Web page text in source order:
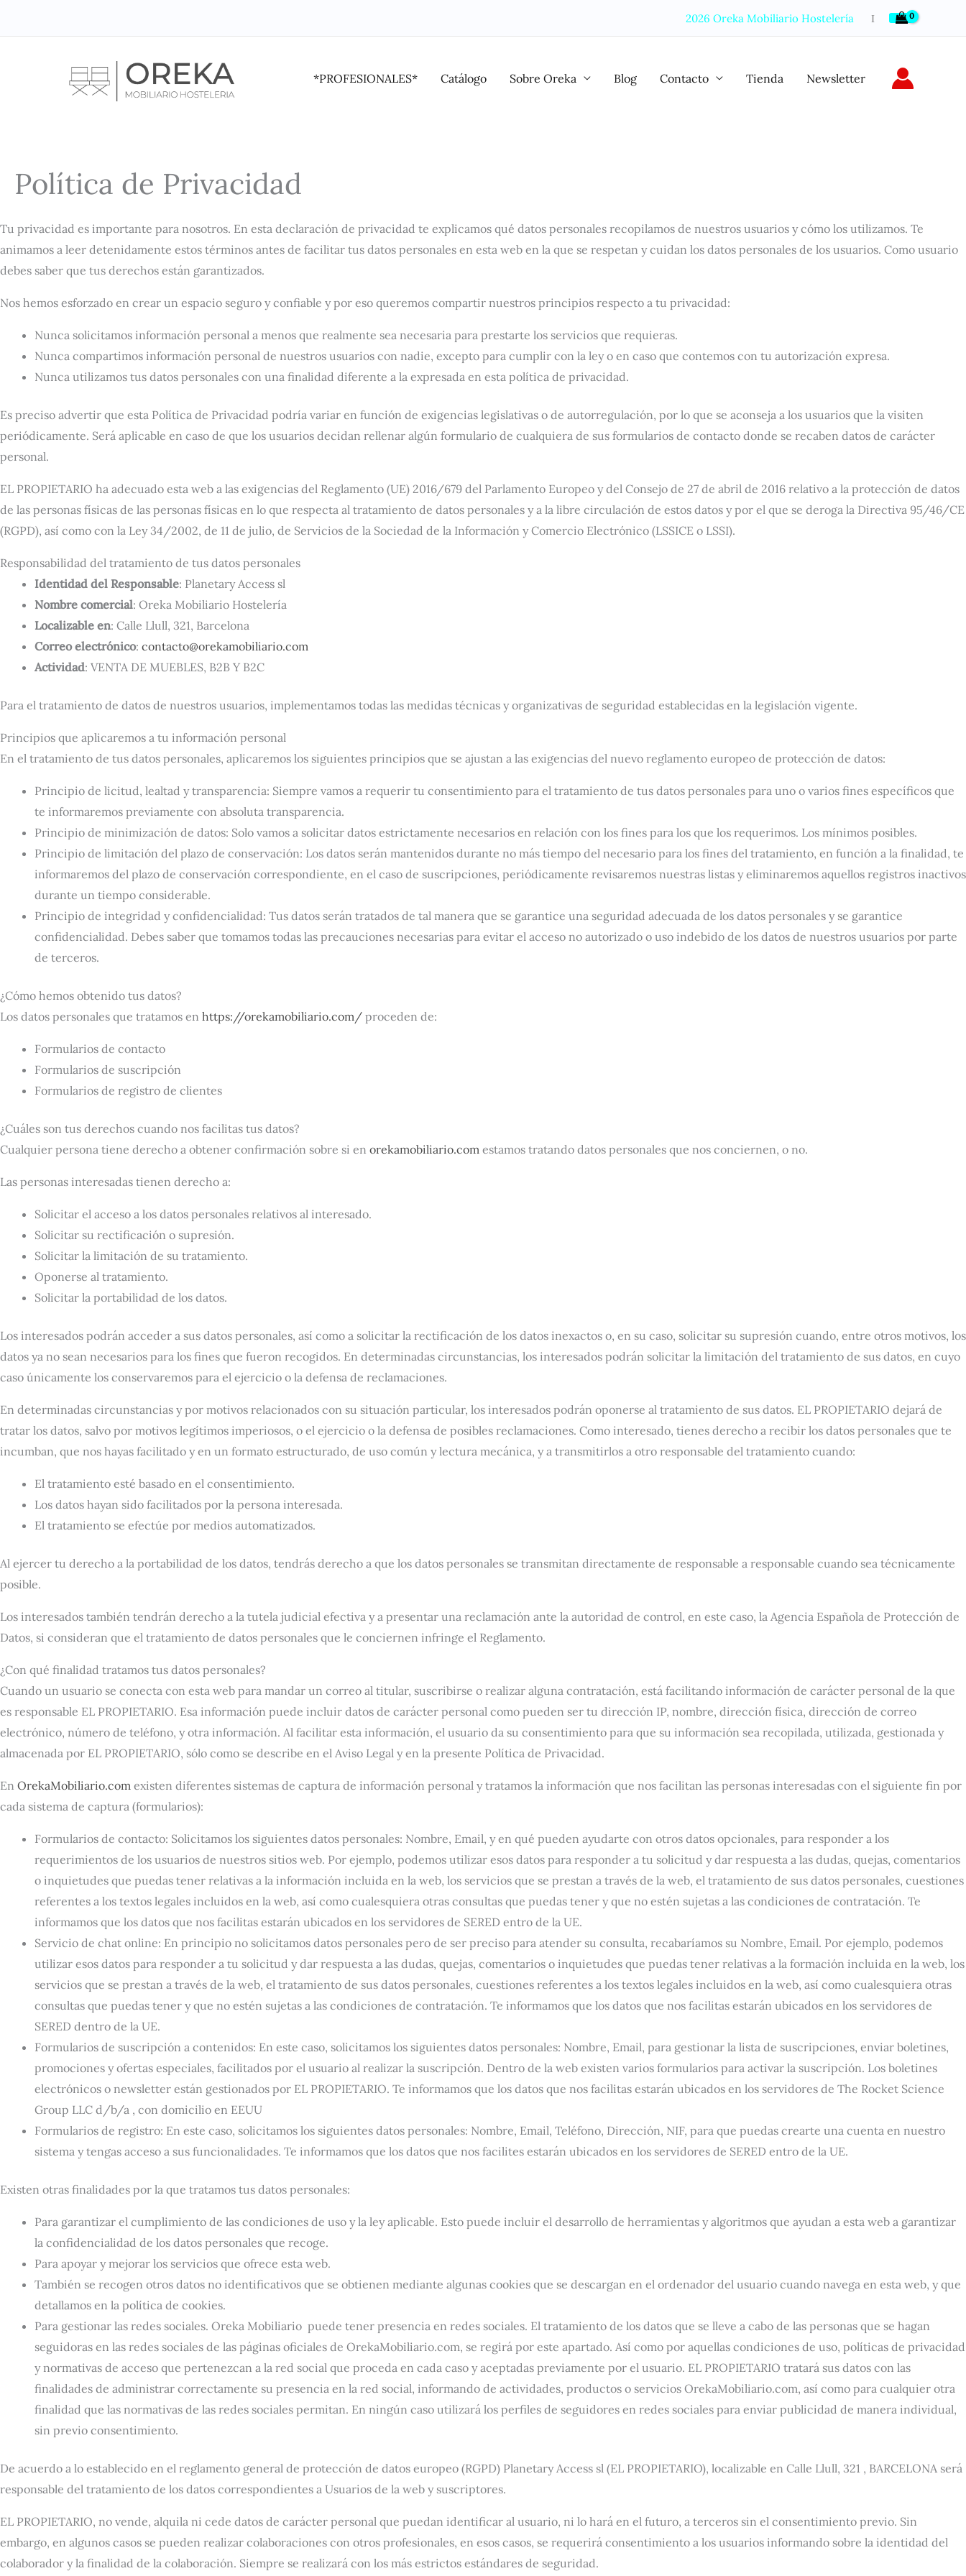
2026 Oreka Mobiliario Hostelería Ι
*PROFESIONALES* Catálogo Sobre Oreka Blog Contacto Tienda Newsletter
Política de Privacidad
Tu privacidad es importante para nosotros. En esta declaración de privacidad te explicamos qué datos personales recopilamos de nuestros usuarios y cómo los utilizamos. Te
animamos a leer detenidamente estos términos antes de facilitar tus datos personales en esta web en la que se respetan y cuidan los datos personales de los usuarios. Como usuario
debes saber que tus derechos están garantizados.
Nos hemos esforzado en crear un espacio seguro y confiable y por eso queremos compartir nuestros principios respecto a tu privacidad:
Nunca solicitamos información personal a menos que realmente sea necesaria para prestarte los servicios que requieras.
Nunca compartimos información personal de nuestros usuarios con nadie, excepto para cumplir con la ley o en caso que contemos con tu autorización expresa.
Nunca utilizamos tus datos personales con una finalidad diferente a la expresada en esta política de privacidad.
Es preciso advertir que esta Política de Privacidad podría variar en función de exigencias legislativas o de autorregulación, por lo que se aconseja a los usuarios que la visiten
periódicamente. Será aplicable en caso de que los usuarios decidan rellenar algún formulario de cualquiera de sus formularios de contacto donde se recaben datos de carácter
personal.
EL PROPIETARIO ha adecuado esta web a las exigencias del Reglamento (UE) 2016/679 del Parlamento Europeo y del Consejo de 27 de abril de 2016 relativo a la protección de datos
de las personas físicas de las personas físicas en lo que respecta al tratamiento de datos personales y a la libre circulación de estos datos y por el que se deroga la Directiva 95/46/CE
(RGPD), así como con la Ley 34/2002, de 11 de julio, de Servicios de la Sociedad de la Información y Comercio Electrónico (LSSICE o LSSI).
Responsabilidad del tratamiento de tus datos personales
Identidad del Responsable: Planetary Access sl
Nombre comercial: Oreka Mobiliario Hostelería
Localizable en: Calle Llull, 321, Barcelona
Correo electrónico: contacto@orekamobiliario.com
Actividad: VENTA DE MUEBLES, B2B Y B2C
Para el tratamiento de datos de nuestros usuarios, implementamos todas las medidas técnicas y organizativas de seguridad establecidas en la legislación vigente.
Principios que aplicaremos a tu información personal
En el tratamiento de tus datos personales, aplicaremos los siguientes principios que se ajustan a las exigencias del nuevo reglamento europeo de protección de datos:
Principio de licitud, lealtad y transparencia: Siempre vamos a requerir tu consentimiento para el tratamiento de tus datos personales para uno o varios fines específicos que
te informaremos previamente con absoluta transparencia.
Principio de minimización de datos: Solo vamos a solicitar datos estrictamente necesarios en relación con los fines para los que los requerimos. Los mínimos posibles.
Principio de limitación del plazo de conservación: Los datos serán mantenidos durante no más tiempo del necesario para los fines del tratamiento, en función a la finalidad, te
informaremos del plazo de conservación correspondiente, en el caso de suscripciones, periódicamente revisaremos nuestras listas y eliminaremos aquellos registros inactivos
durante un tiempo considerable.
Principio de integridad y confidencialidad: Tus datos serán tratados de tal manera que se garantice una seguridad adecuada de los datos personales y se garantice
confidencialidad. Debes saber que tomamos todas las precauciones necesarias para evitar el acceso no autorizado o uso indebido de los datos de nuestros usuarios por parte
de terceros.
¿Cómo hemos obtenido tus datos?
Los datos personales que tratamos en https://orekamobiliario.com/ proceden de:
Formularios de contacto
Formularios de suscripción
Formularios de registro de clientes
¿Cuáles son tus derechos cuando nos facilitas tus datos?
Cualquier persona tiene derecho a obtener confirmación sobre si en orekamobiliario.com estamos tratando datos personales que nos conciernen, o no.
Las personas interesadas tienen derecho a:
Solicitar el acceso a los datos personales relativos al interesado.
Solicitar su rectificación o supresión.
Solicitar la limitación de su tratamiento.
Oponerse al tratamiento.
Solicitar la portabilidad de los datos.
Los interesados podrán acceder a sus datos personales, así como a solicitar la rectificación de los datos inexactos o, en su caso, solicitar su supresión cuando, entre otros motivos, los
datos ya no sean necesarios para los fines que fueron recogidos. En determinadas circunstancias, los interesados podrán solicitar la limitación del tratamiento de sus datos, en cuyo
caso únicamente los conservaremos para el ejercicio o la defensa de reclamaciones.
En determinadas circunstancias y por motivos relacionados con su situación particular, los interesados podrán oponerse al tratamiento de sus datos. EL PROPIETARIO dejará de
tratar los datos, salvo por motivos legítimos imperiosos, o el ejercicio o la defensa de posibles reclamaciones. Como interesado, tienes derecho a recibir los datos personales que te
incumban, que nos hayas facilitado y en un formato estructurado, de uso común y lectura mecánica, y a transmitirlos a otro responsable del tratamiento cuando:
El tratamiento esté basado en el consentimiento.
Los datos hayan sido facilitados por la persona interesada.
El tratamiento se efectúe por medios automatizados.
Al ejercer tu derecho a la portabilidad de los datos, tendrás derecho a que los datos personales se transmitan directamente de responsable a responsable cuando sea técnicamente
posible.
Los interesados también tendrán derecho a la tutela judicial efectiva y a presentar una reclamación ante la autoridad de control, en este caso, la Agencia Española de Protección de
Datos, si consideran que el tratamiento de datos personales que le conciernen infringe el Reglamento.
¿Con qué finalidad tratamos tus datos personales?
Cuando un usuario se conecta con esta web para mandar un correo al titular, suscribirse o realizar alguna contratación, está facilitando información de carácter personal de la que
es responsable EL PROPIETARIO. Esa información puede incluir datos de carácter personal como pueden ser tu dirección IP, nombre, dirección física, dirección de correo
electrónico, número de teléfono, y otra información. Al facilitar esta información, el usuario da su consentimiento para que su información sea recopilada, utilizada, gestionada y
almacenada por EL PROPIETARIO, sólo como se describe en el Aviso Legal y en la presente Política de Privacidad.
En OrekaMobiliario.com existen diferentes sistemas de captura de información personal y tratamos la información que nos facilitan las personas interesadas con el siguiente fin por
cada sistema de captura (formularios):
Formularios de contacto: Solicitamos los siguientes datos personales: Nombre, Email, y en qué pueden ayudarte con otros datos opcionales, para responder a los
requerimientos de los usuarios de nuestros sitios web. Por ejemplo, podemos utilizar esos datos para responder a tu solicitud y dar respuesta a las dudas, quejas, comentarios
o inquietudes que puedas tener relativas a la información incluida en la web, los servicios que se prestan a través de la web, el tratamiento de sus datos personales, cuestiones
referentes a los textos legales incluidos en la web, así como cualesquiera otras consultas que puedas tener y que no estén sujetas a las condiciones de contratación. Te
informamos que los datos que nos facilitas estarán ubicados en los servidores de SERED entro de la UE.
Servicio de chat online: En principio no solicitamos datos personales pero de ser preciso para atender su consulta, recabaríamos su Nombre, Email. Por ejemplo, podemos
utilizar esos datos para responder a tu solicitud y dar respuesta a las dudas, quejas, comentarios o inquietudes que puedas tener relativas a la formación incluida en la web, los
servicios que se prestan a través de la web, el tratamiento de sus datos personales, cuestiones referentes a los textos legales incluidos en la web, así como cualesquiera otras
consultas que puedas tener y que no estén sujetas a las condiciones de contratación. Te informamos que los datos que nos facilitas estarán ubicados en los servidores de
SERED dentro de la UE.
Formularios de suscripción a contenidos: En este caso, solicitamos los siguientes datos personales: Nombre, Email, para gestionar la lista de suscripciones, enviar boletines,
promociones y ofertas especiales, facilitados por el usuario al realizar la suscripción. Dentro de la web existen varios formularios para activar la suscripción. Los boletines
electrónicos o newsletter están gestionados por EL PROPIETARIO. Te informamos que los datos que nos facilitas estarán ubicados en los servidores de The Rocket Science
Group LLC d/b/a , con domicilio en EEUU
Formularios de registro: En este caso, solicitamos los siguientes datos personales: Nombre, Email, Teléfono, Dirección, NIF, para que puedas crearte una cuenta en nuestro
sistema y tengas acceso a sus funcionalidades. Te informamos que los datos que nos facilites estarán ubicados en los servidores de SERED entro de la UE.
Existen otras finalidades por la que tratamos tus datos personales:
Para garantizar el cumplimiento de las condiciones de uso y la ley aplicable. Esto puede incluir el desarrollo de herramientas y algoritmos que ayudan a esta web a garantizar
la confidencialidad de los datos personales que recoge.
Para apoyar y mejorar los servicios que ofrece esta web.
También se recogen otros datos no identificativos que se obtienen mediante algunas cookies que se descargan en el ordenador del usuario cuando navega en esta web, y que
detallamos en la política de cookies.
Para gestionar las redes sociales. Oreka Mobiliario puede tener presencia en redes sociales. El tratamiento de los datos que se lleve a cabo de las personas que se hagan
seguidoras en las redes sociales de las páginas oficiales de OrekaMobiliario.com, se regirá por este apartado. Así como por aquellas condiciones de uso, políticas de privacidad
y normativas de acceso que pertenezcan a la red social que proceda en cada caso y aceptadas previamente por el usuario. EL PROPIETARIO tratará sus datos con las
finalidades de administrar correctamente su presencia en la red social, informando de actividades, productos o servicios OrekaMobiliario.com, así como para cualquier otra
finalidad que las normativas de las redes sociales permitan. En ningún caso utilizará los perfiles de seguidores en redes sociales para enviar publicidad de manera individual,
sin previo consentimiento.
De acuerdo a lo establecido en el reglamento general de protección de datos europeo (RGPD) Planetary Access sl (EL PROPIETARIO), localizable en Calle Llull, 321 , BARCELONA será
responsable del tratamiento de los datos correspondientes a Usuarios de la web y suscriptores.
EL PROPIETARIO, no vende, alquila ni cede datos de carácter personal que puedan identificar al usuario, ni lo hará en el futuro, a terceros sin el consentimiento previo. Sin
embargo, en algunos casos se pueden realizar colaboraciones con otros profesionales, en esos casos, se requerirá consentimiento a los usuarios informando sobre la identidad del
colaborador y la finalidad de la colaboración. Siempre se realizará con los más estrictos estándares de seguridad.